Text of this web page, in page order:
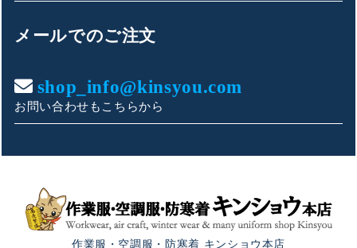
こんにちは！
お買い物やお問い合わせ相談のサポートをさせていただい
ご質問内容をお選びください。
🦺 購入前によくあるご質問
メールでのご注文
shop_info@kinsyou.com
お問い合わせもこちらから
作業服・空調服・防寒着 キンショウ本店